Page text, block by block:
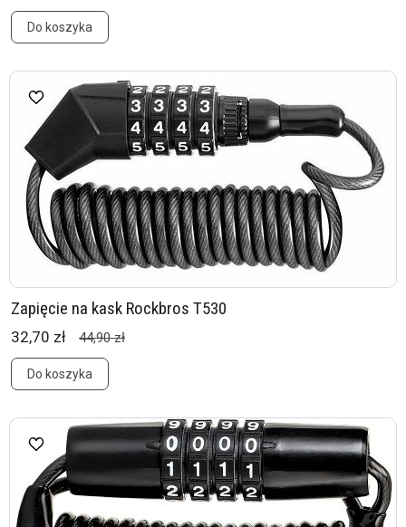
Do koszyka
Zapięcie na kask Rockbros T530
32,70 zł 44,90 zł
Do koszyka